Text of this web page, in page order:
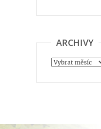
ARCHIVY
Archivy